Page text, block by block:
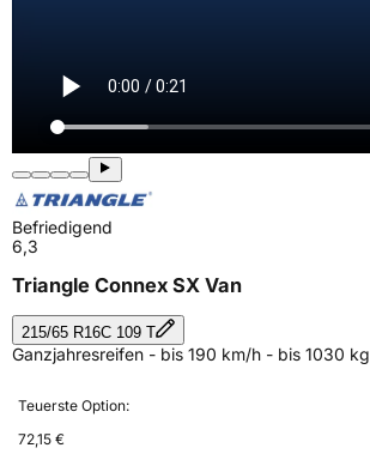
Befriedigend
6,3
Triangle Connex SX Van
215/65 R16C 109 T
Ganzjahresreifen - bis 190 km/h - bis 1030 kg
Teuerste Option:
72,15 €